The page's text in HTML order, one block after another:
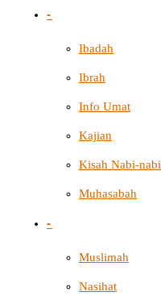
-
Ibadah
Ibrah
Info Umat
Kajian
Kisah Nabi-nabi
Muhasabah
-
Muslimah
Nasihat